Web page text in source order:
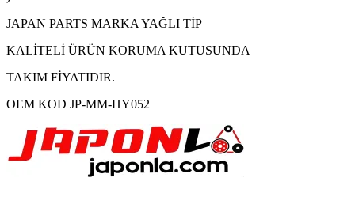
JAPAN PARTS MARKA YAĞLI TİP
KALİTELİ ÜRÜN KORUMA KUTUSUNDA
TAKIM FİYATIDIR.
OEM KOD JP-MM-HY052